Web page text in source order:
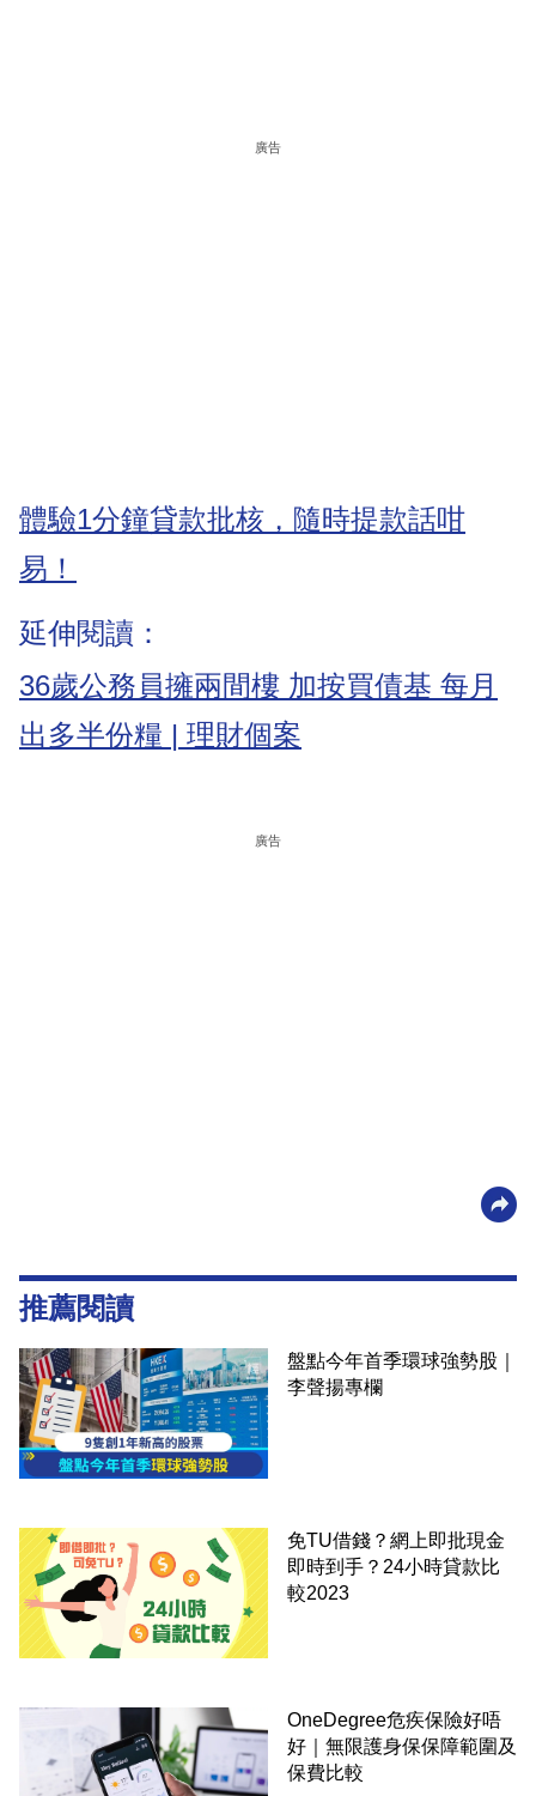
廣告
體驗1分鐘貸款批核，隨時提款話咁
易！
延伸閱讀：
36歲公務員擁兩間樓 加按買債基 每月
出多半份糧 | 理財個案
廣告
推薦閱讀
盤點今年首季環球強勢股｜
李聲揚專欄
免TU借錢？網上即批現金
即時到手？24小時貸款比
較2023
OneDegree危疾保險好唔
好｜無限護身保保障範圍及
保費比較